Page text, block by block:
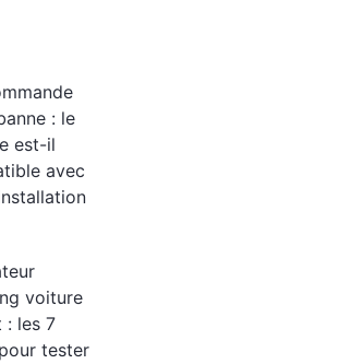
: le
est-il
avec
voiture
: les 7
tester